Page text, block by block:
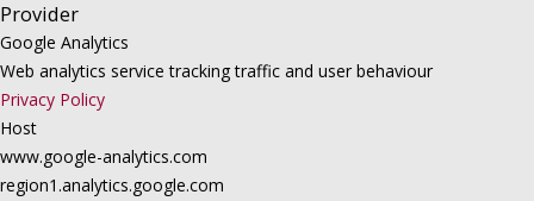
Provider
Google Analytics
Web analytics service tracking traffic and user behaviour
Privacy Policy
Host
www.google-analytics.com
region1.analytics.google.com